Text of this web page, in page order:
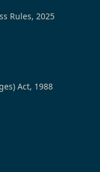
Rules, 2025
Act, 1988